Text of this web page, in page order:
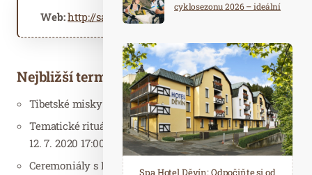
Web:http://saunovyraj.cz
Nejbližší termíny ceremoniálů:
Tibetské misky a ceremoniály s Přemkem – středa 1. 7.
Tematické rituály s Kačkou + muzikoterapie v
12. 7. 2020 17:00 – 21:00
Ceremoniály s Kačkou – středa 22. 7. 2020 18:00 – 21:00
cyklosezonu 2026 – ideální
Spa Hotel Děvín: Odpočiňte si od
Saunový ráj Holice: Odpočinek a